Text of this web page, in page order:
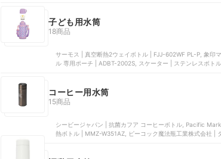
（2025年4月9日）のマイベストの情
報をもとに執筆しております。ま
子ども用水筒
18商品
サーモス | 真空断熱2ウェイボトル | FJJ-602WF PL-P, 象印マホービン | ステンレスマグ | SM-UA48-VZ, アトラス | ダイレクトボト
ル 専用ポーチ | ADBT-2002S, スケーター | ステンレスボト
コーヒー用水筒
15商品
シービージャパン | 抗菌カフア コーヒーボトル, Pacific
熱ボトル | MMZ-W351AZ, ピーコック魔法瓶工業株式会社 |